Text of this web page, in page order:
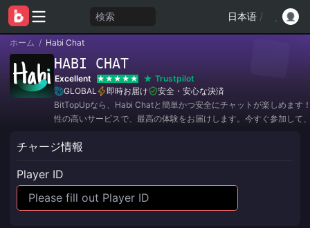
検索 日本语 /
ホーム / Habi Chat
HABI CHAT
Excellent
Trustpilot
GLOBAL
即時お届け
安全・安心な決済
BitTopUpなら、Habi Chatと簡単かつ安全にチャットが楽しめます
性の高いサービスで、最高の体験をお届けします。今すぐ参加して
チャージ情報
Player ID